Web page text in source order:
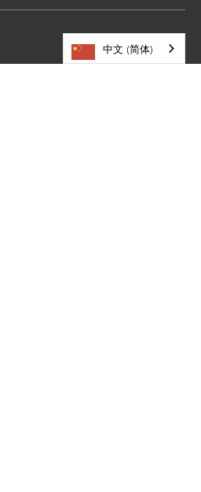
中文 (简体)